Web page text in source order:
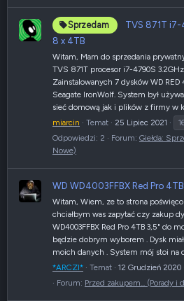
Sprzedam
TVS 871T i7-
8 x 4TB
Witam, Mam do sprzedania
TVS 871T procesor i7-4790S
Zainstalowanych 7 dysków WD RED
Seagate IronWolf. System był
sieć domową jak i plików z firmy w
miarcin
Temat 25 Lipiec 2021
Odpowiedzi: 2
Forum: Giełda:
Nowe)
WD WD4003FFBX Red Pro
Witam, Wiem, ze to strona
chciałbym was zapytać czy zakup
WD4003FFBX Red Pro 4TB 3,5" do
będzie dobrym wyborem . Dysk
moich danych . System mój stoi na
*ARCZI*
Temat 12 Grudzień 2020
Forum: Przed zakupem... (Porady i